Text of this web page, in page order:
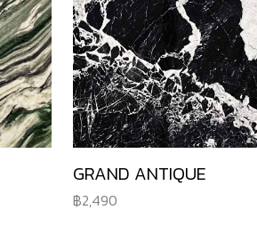
GRAND ANTIQUE
2,490